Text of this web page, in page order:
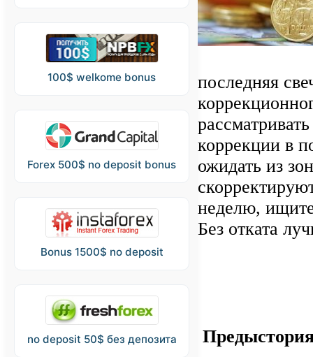
100$ welkome bonus
Forex 500$ no deposit bonus
Bonus 1500$ no deposit
no deposit 50$ без депозита
последняя
коррекции в
ожидать из
неделю,
Без отката